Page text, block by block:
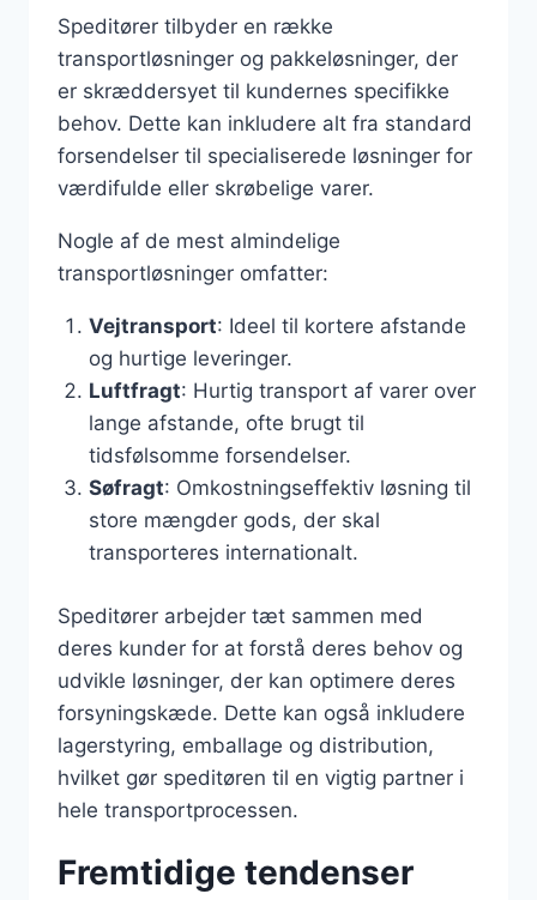
Speditører tilbyder en række
transportløsninger og pakkeløsninger, der
er skræddersyet til kundernes specifikke
behov. Dette kan inkludere alt fra standard
forsendelser til specialiserede løsninger for
værdifulde eller skrøbelige varer.
Nogle af de mest almindelige
transportløsninger omfatter:
Vejtransport: Ideel til kortere afstande
og hurtige leveringer.
Luftfragt: Hurtig transport af varer over
lange afstande, ofte brugt til
tidsfølsomme forsendelser.
Søfragt: Omkostningseffektiv løsning til
store mængder gods, der skal
transporteres internationalt.
Speditører arbejder tæt sammen med
deres kunder for at forstå deres behov og
udvikle løsninger, der kan optimere deres
forsyningskæde. Dette kan også inkludere
lagerstyring, emballage og distribution,
hvilket gør speditøren til en vigtig partner i
hele transportprocessen.
Fremtidige tendenser